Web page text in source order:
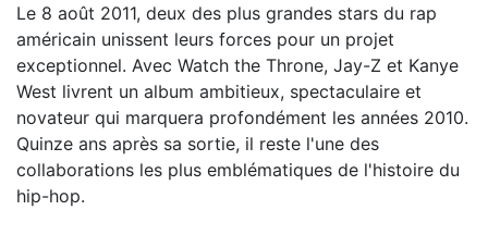
Le 8 août 2011, deux des plus grandes stars du rap
américain unissent leurs forces pour un projet
exceptionnel. Avec Watch the Throne, Jay-Z et Kanye
West livrent un album ambitieux, spectaculaire et
novateur qui marquera profondément les années 2010.
Quinze ans après sa sortie, il reste l'une des
collaborations les plus emblématiques de l'histoire du
hip-hop.